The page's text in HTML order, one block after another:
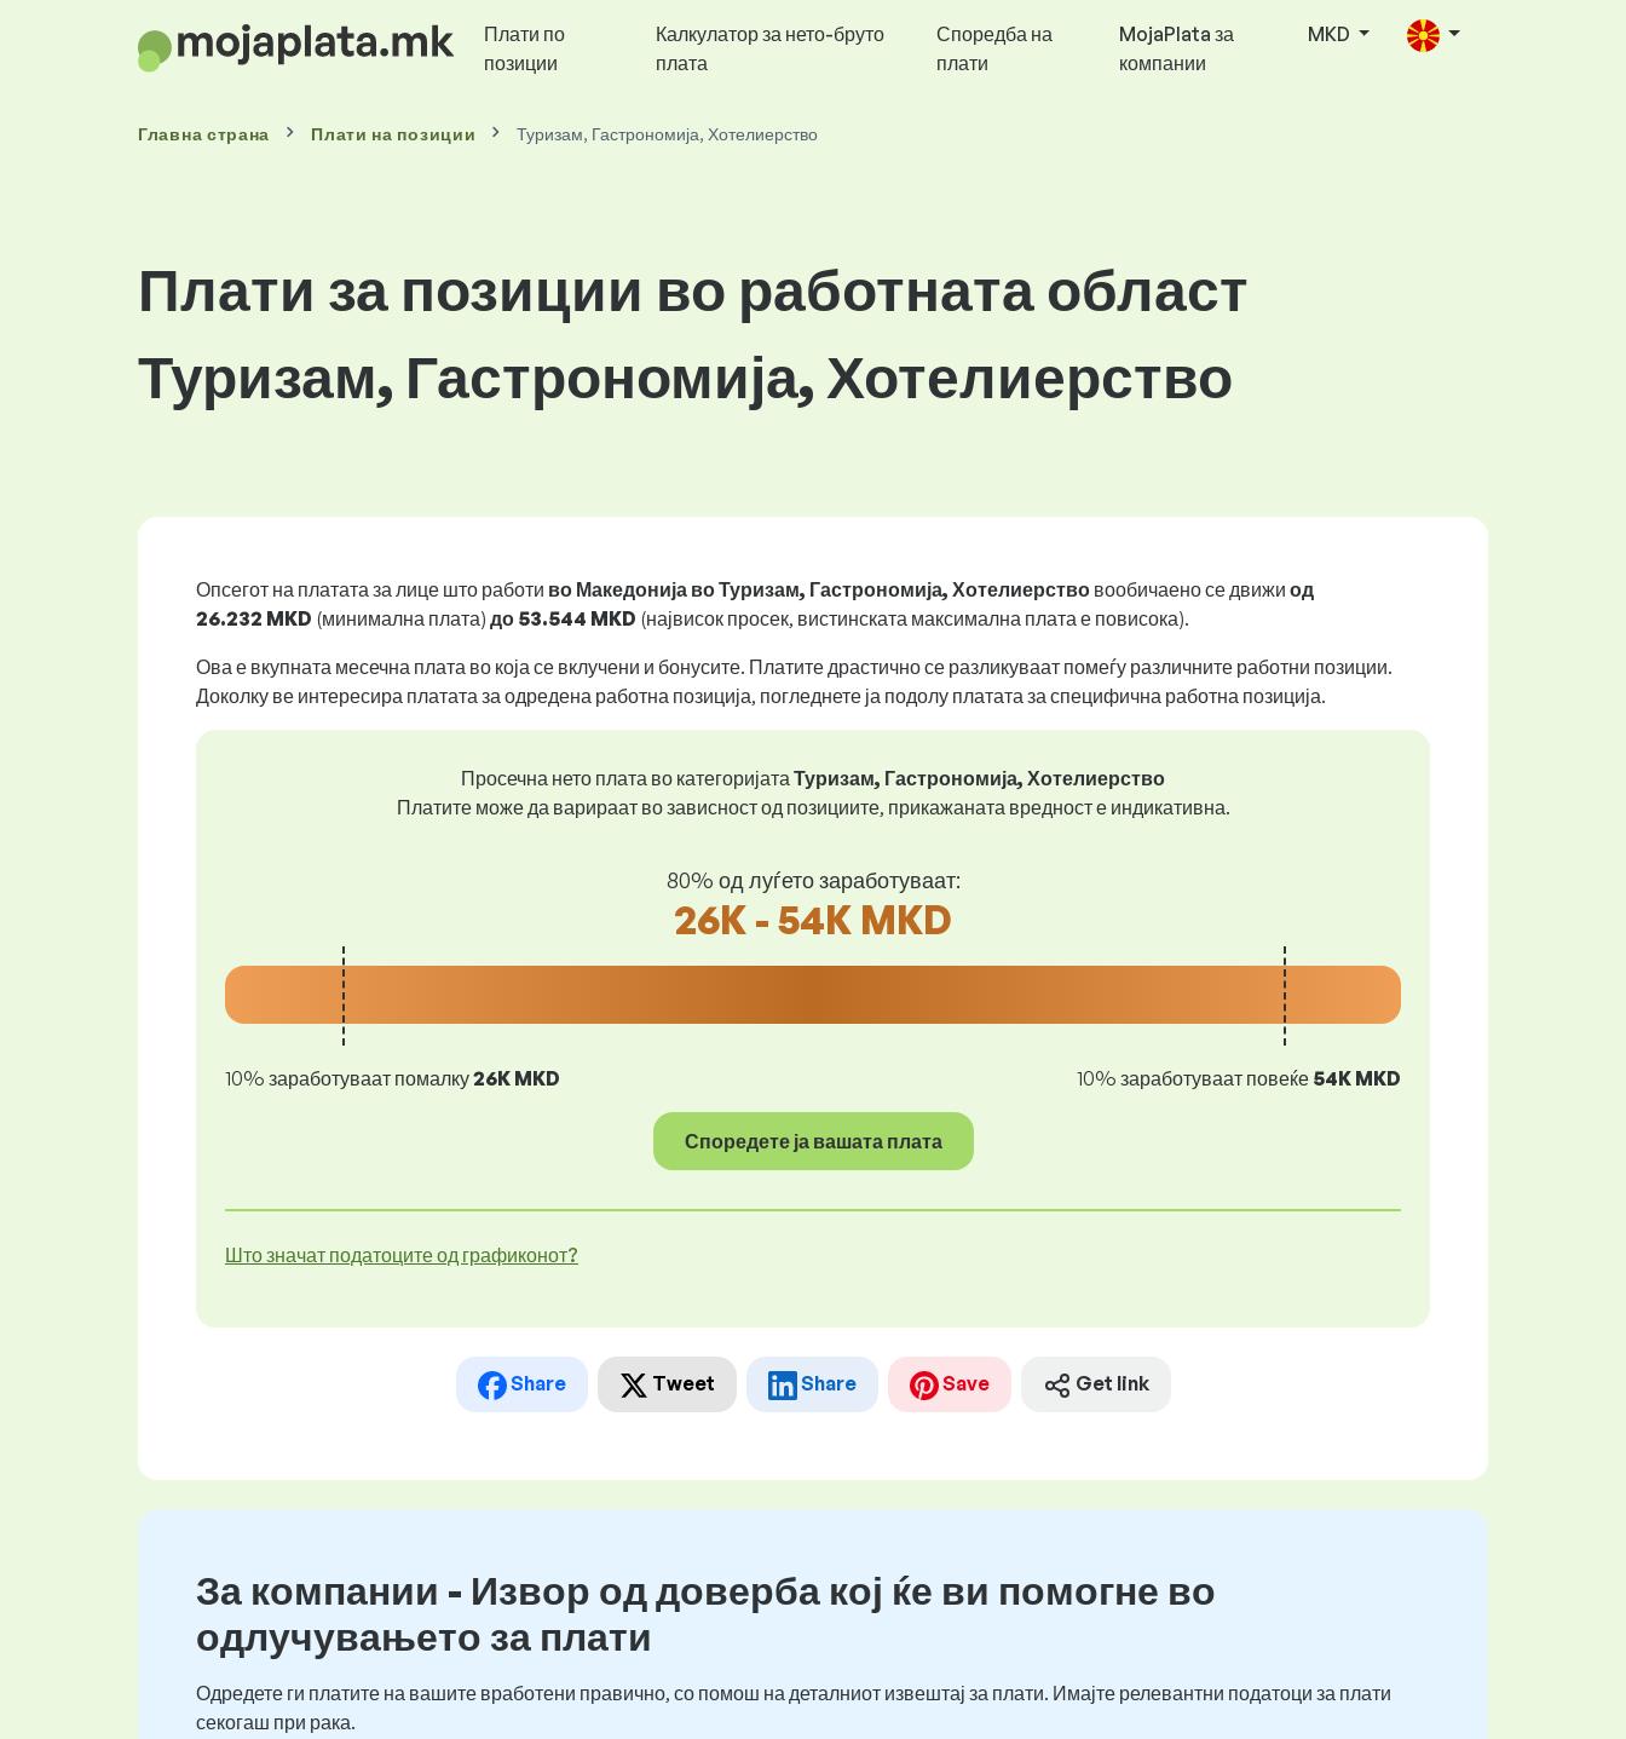
Плати по
позиции
Калкулатор за нето-бруто
плата
Споредба на
плати
MojaPlata за
компании
MKD
Главна страна Плати на позиции Туризам, Гастрономија, Хотелиерство
Плати за позиции во работната област
Туризам, Гастрономија, Хотелиерство
Опсегот на платата за лице што работи во Македонија во Туризам, Гастрономија, Хотелиерство вообичаено се движи од
26.232 MKD (минимална плата) до 53.544 MKD (највисок просек, вистинската максимална плата е повисока).
Ова е вкупната месечна плата во која се вклучени и бонусите. Платите драстично се разликуваат помеѓу различните работни позиции.
Доколку ве интересира платата за одредена работна позиција, погледнете ја подолу платата за специфична работна позиција.
Просечна нето плата во категоријатаТуризам, Гастрономија, Хотелиерство
Платите може да варираат во зависност од позициите, прикажаната вредност е индикативна.
80% од луѓето заработуваат:
26K - 54K MKD
10% заработуваат помалку26K MKD 10% заработуваат повеќе 54K MKD
Споредете ја вашата плата
Што значат податоците од графиконот?
Share Tweet Share Save Get link
За компании - Извор од доверба кој ќе ви помогне во
одлучувањето за плати
Одредете ги платите на вашите вработени правично, со помош на деталниот извештај за плати. Имајте релевантни податоци за плати
секогаш при рака.